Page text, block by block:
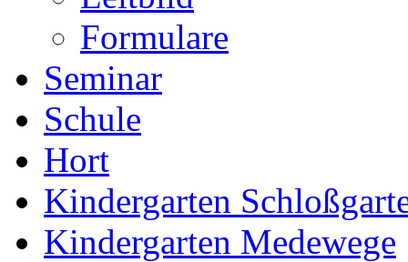
Formulare
Seminar
Schule
Hort
Kindergarten
Kindergarten Medewege